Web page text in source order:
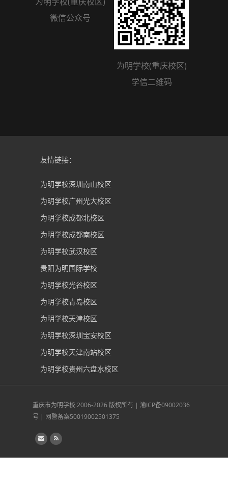
为明学校(重庆校区)
学信二维码
友情链接：
为明学校深圳南山校区
为明学校广州光大校区
为明学校成都北校区
为明学校成都南校区
为明学校武汉校区
贵阳为明国际学校
为明学校光谷校区
为明学校青岛校区
为明学校天津校区
为明学校深圳宝安校区
为明学校天津南站校区
为明学校贵州六盘水校区
重庆市为明学校2006-2026 版权所有 | 渝ICP备09002036
号 | 网警备案50019002501375